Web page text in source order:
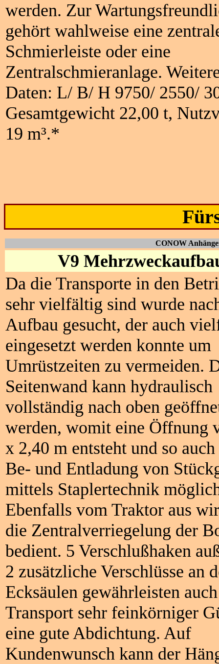
werden. Zur
gehört wahlweise eine
Schmierleiste oder eine
Zentralschmieranlage.
Daten: L/ B/ H 9750/ 2550/
Gesamtgewicht 22,00 t,
19 m³.*
CONOW
V9
Da die Transporte in den
sehr vielfältig sind wurde
Aufbau gesucht, der auch
eingesetzt werden konnte um
Umrüstzeiten zu vermeiden.
Seitenwand kann hydraulisch
vollständig nach oben
werden, womit eine Öffnung
x 2,40 m entsteht und so
Be- und Entladung von
mittels Staplertechnik
Ebenfalls vom Traktor aus
die Zentralverriegelung der
bedient. 5 Verschlußhaken
2 zusätzliche Verschlüsse an
Ecksäulen gewährleisten
Transport sehr feinkörniger
eine gute Abdichtung. Auf
Kundenwunsch kann der